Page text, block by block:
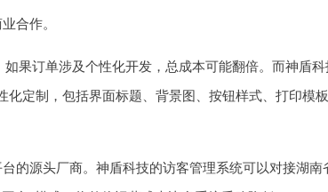
合作。
果订单涉及个性化开发，总成本可能翻倍。而神盾
定制，包括界面标题、背景图、按钮样式、打印
的源头厂商。神盾科技的访客管理系统可以对接湖